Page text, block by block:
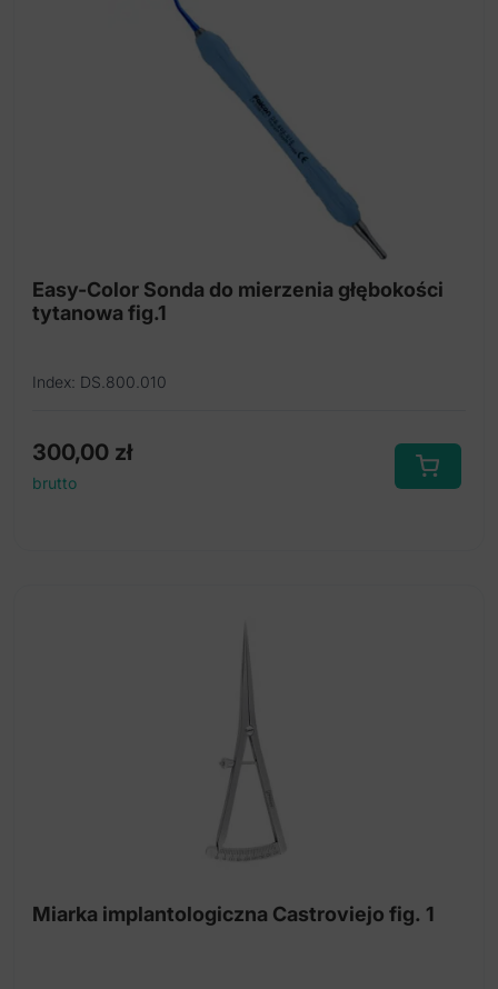
Easy-Color Sonda do mierzenia głębokości
tytanowa fig.1
Index: DS.800.010
300,00 zł
brutto
Miarka implantologiczna Castroviejo fig. 1